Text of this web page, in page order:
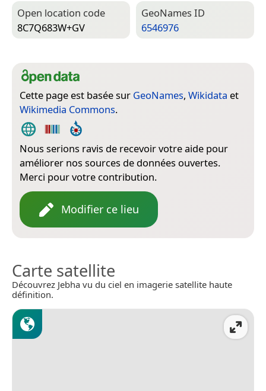
Open location code
8C7Q683W+GV
Geo­Names ID
6546976
Cette page est basée sur GeoNames, Wikidata et
Wikimedia Commons.
Nous serions ravis de recevoir votre aide pour
améliorer nos sources de données ouvertes.
Merci pour votre contribution.
Modifier ce lieu
Carte satellite
Découvrez Jebha vu du ciel en imagerie satellite haute
définition.